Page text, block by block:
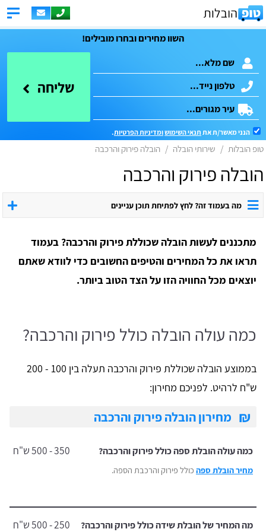
השוו מחירים ובחרו מובילים!
שליחה
הנני מאשר/ת את תנאי השימושומדיניות הפרטיות.
טופ הובלות שירותי הובלה הובלה פירוק והרכבה
הובלה פירוק והרכבה
מה בעמוד זה? לחץ לפתיחת תוכן עניינים
מתכננים לעשות הובלה שכוללת פירוק והרכבה? בעמוד
תראו את כל המחירים והטיפים החשובים כדי לוודא שאתם
יוצאים מכל החוויה הזו על הצד הטוב ביותר.
כמה עולה הובלה כולל פירוק והרכבה?
בממוצע הובלה שכוללת פירוק והרכבה תעלה בין 100 - 200
ש"ח לרהיט. לפניכם מחירון:
₪ מחירון הובלה פירוק והרכבה
כמה עולה הובלת ספה כולל פירוק והרכבה?
מחיר הובלת ספה כולל פירוק והרכבת הספה.
350 - 500 ש"ח
מה המחיר של הובלת שידה כולל פירוק והרכבה? 250 - 500 ש"ח